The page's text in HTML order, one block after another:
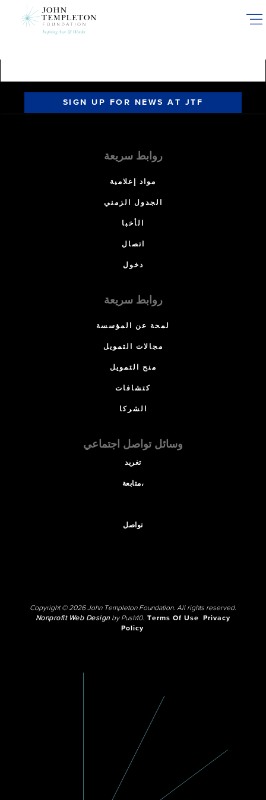
SIGN UP FOR NEWS AT JTF
روابط سريعة
مواد إعلامية
الجدول الزمني
الأخبا
اتصال
دخول
روابط سريعة
لمحة عن المؤسسة
مجالات التمويل
منح التمويل
كتشافات
الشركا
وسائل تواصل اجتماعي
تغريد
متابعة،
تواصل
Copyright © 2026 John Templeton Foundation. All rights reserved.
Nonprofit Web Designby Push10. Terms Of Use
Privacy
Policy